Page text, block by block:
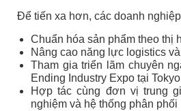
Để tiến xa hơn, các doanh
Chuẩn hóa sản phẩm theo thị
Nâng cao năng lực logistics
Tham gia triển lãm chuyên
Ending Industry Expo tại Tokyo
Hợp tác cùng đơn vị trung
nghiệm và hệ thống phân phối